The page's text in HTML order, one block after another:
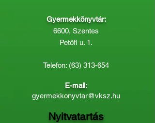
Gyermekkönyvtár:
6600, Szentes
Petőfi u. 1.
Telefon: (63) 313-654
E-mail:
gyermekkonyvtar@vksz.hu
Nyitvatartás